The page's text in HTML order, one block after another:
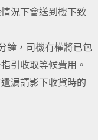
況下會送到樓下致
鐘，司機有權將已包
引收取等候費用。
漏請影下收貨時的